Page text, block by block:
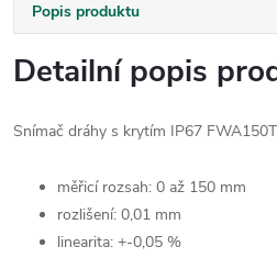
Popis produktu
Detailní popis
Snímač dráhy s krytím IP67
měřicí rozsah: 0 až 150 mm
rozlišení: 0,01 mm
linearita: +-0,05 %